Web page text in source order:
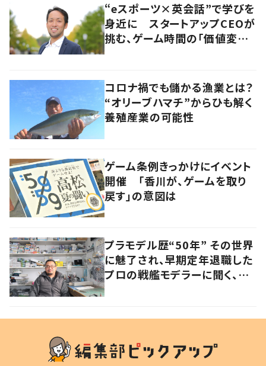
“eスポーツ×英会話”で学びを
身近に スタートアップCEOが
挑む、ゲーム時間の「価値変容」
コロナ禍でも儲かる漁業とは？
“オリーブハマチ”からひも解く
養殖産業の可能性
ゲーム条例きっかけにイベント
開催 「香川が、ゲームを取り
戻す」の意図は
プラモデル歴“50年” その世界
に魅了され、早期定年退職した
プロの戦艦モデラーに聞く、充